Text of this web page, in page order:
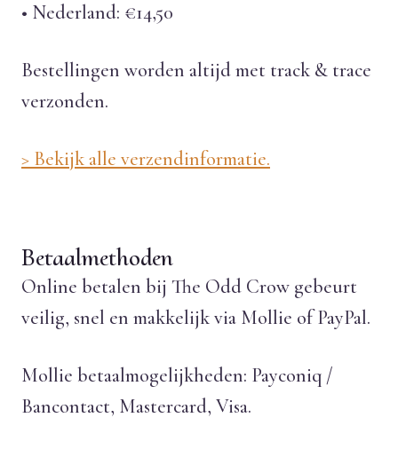
• Nederland: €14,50
Bestellingen worden altijd met track & trace
verzonden.
> Bekijk alle verzendinformatie.
Betaalmethoden
Online betalen bij The Odd Crow gebeurt
veilig, snel en makkelijk via Mollie of PayPal.
Mollie betaalmogelijkheden: Payconiq /
Bancontact, Mastercard, Visa.